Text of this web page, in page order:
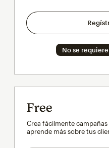
No se
Free
Crea fácilmente
aprende más sobre tus